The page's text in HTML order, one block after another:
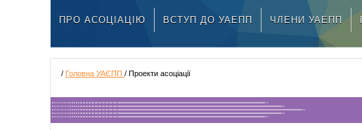
ПРО АСОЦІАЦІЮ ВСТУП ДО УАЕПП ЧЛЕНИ УАЕПП
/ Головна УАЄПП / Проекти асоціації